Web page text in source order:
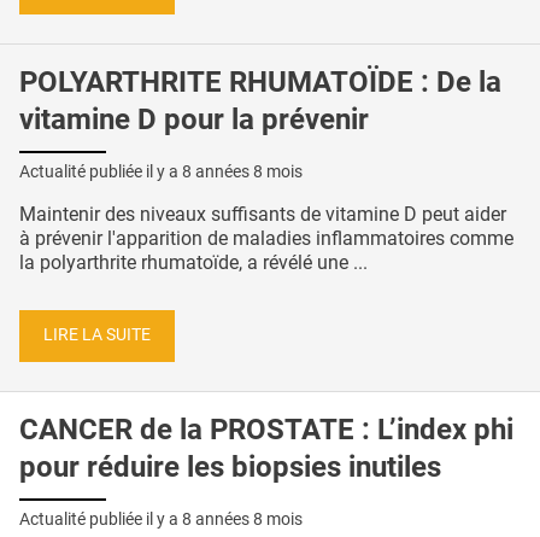
POLYARTHRITE RHUMATOÏDE : De la
vitamine D pour la prévenir
Actualité publiée il y a 8 années 8 mois
Maintenir des niveaux suffisants de vitamine D peut aider
à prévenir l'apparition de maladies inflammatoires comme
la polyarthrite rhumatoïde, a révélé une ...
LIRE LA SUITE
CANCER de la PROSTATE : L’index phi
pour réduire les biopsies inutiles
Actualité publiée il y a 8 années 8 mois